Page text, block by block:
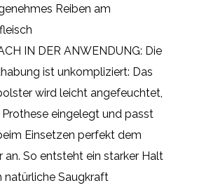
Reiben am
IN DER ANWENDUNG: Die
ist unkompliziert: Das
wird leicht angefeuchtet,
Prothese eingelegt und passt
Einsetzen perfekt dem
an. So entsteht ein starker Halt
natürliche Saugkraft